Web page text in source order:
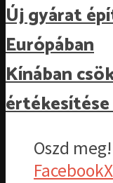
Új gyárat
Európában
Kínában
Oszd meg!
FacebookX